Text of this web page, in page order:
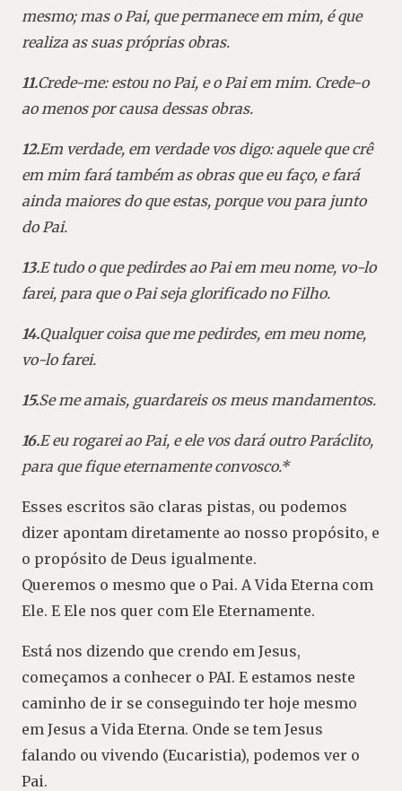
mesmo; mas o Pai, que permanece em mim, é que
realiza as suas próprias obras.
11.Crede-me: estou no Pai, e o Pai em mim. Crede-o
ao menos por causa dessas obras.
12.Em verdade, em verdade vos digo: aquele que crê
em mim fará também as obras que eu faço, e fará
ainda maiores do que estas, porque vou para junto
do Pai.
13.E tudo o que pedirdes ao Pai em meu nome, vo-lo
farei, para que o Pai seja glorificado no Filho.
14.Qualquer coisa que me pedirdes, em meu nome,
vo-lo farei.
15.Se me amais, guardareis os meus mandamentos.
16.E eu rogarei ao Pai, e ele vos dará outro Paráclito,
para que fique eternamente convosco.*
Esses escritos são claras pistas, ou podemos
dizer apontam diretamente ao nosso propósito, e
o propósito de Deus igualmente.
Queremos o mesmo que o Pai. A Vida Eterna com
Ele. E Ele nos quer com Ele Eternamente.
Está nos dizendo que crendo em Jesus,
começamos a conhecer o PAI. E estamos neste
caminho de ir se conseguindo ter hoje mesmo
em Jesus a Vida Eterna. Onde se tem Jesus
falando ou vivendo (Eucaristia), podemos ver o
Pai.